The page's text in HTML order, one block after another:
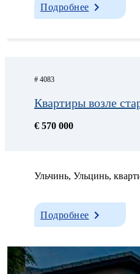
Подробнее
# 4083
Квартиры возле
€ 570 000
Ульчинь, Ульцинь,
Подробнее